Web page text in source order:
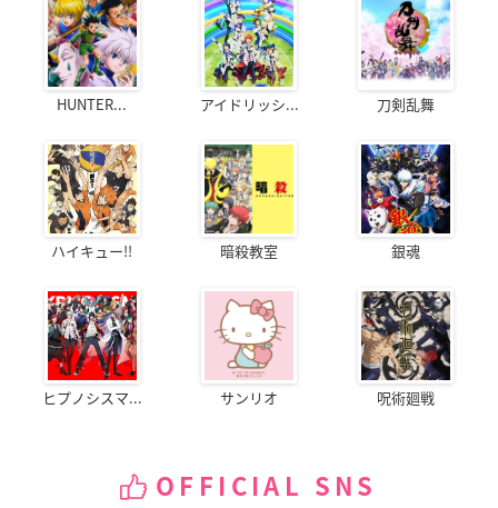
HUNTER... アイドリッシ... 刀剣乱舞
ハイキュー!! 暗殺教室 銀魂
ヒプノシスマ... サンリオ 呪術廻戦
OFFICIAL SNS